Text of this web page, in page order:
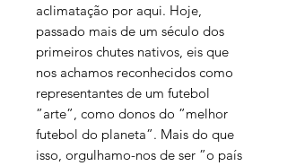
aclimatação por aqui. Hoje,
passado mais de um século dos
primeiros chutes nativos, eis que
nos achamos reconhecidos como
representantes de um futebol
”arte”, como donos do ”melhor
futebol do planeta”. Mais do que
isso, orgulhamo-nos de ser ”o país